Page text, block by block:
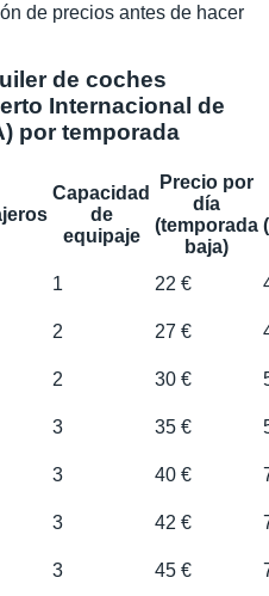
de precios antes de hacer
de coches
Internacional de
por temporada
Capacidad
de
equipaje
Precio por
día
(temporada
baja)
1 22 €
2 27 €
2 30 €
3 35 €
3 40 €
3 42 €
3 45 €